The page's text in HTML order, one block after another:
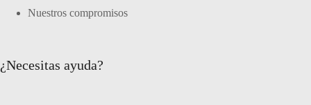
Nuestros compromisos
¿Necesitas ayuda?